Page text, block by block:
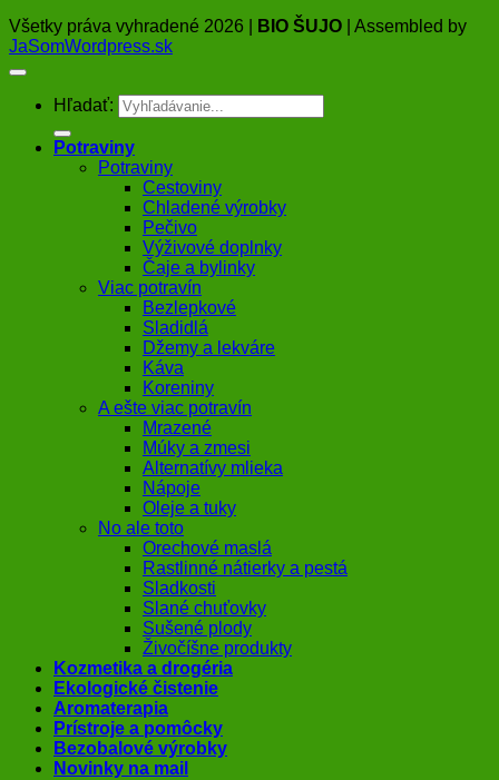
Všetky práva vyhradené 2026 |
BIO ŠUJO | Assembled by
JaSomWordpress.sk
Hľadať:
Potraviny
Potraviny
Cestoviny
Chladené výrobky
Pečivo
Výživové doplnky
Čaje a bylinky
Viac potravín
Bezlepkové
Sladidlá
Džemy a lekváre
Káva
Koreniny
A ešte viac potravín
Mrazené
Múky a zmesi
Alternatívy mlieka
Nápoje
Oleje a tuky
No ale toto
Orechové maslá
Rastlinné nátierky a pestá
Sladkosti
Slané chuťovky
Sušené plody
Živočíšne produkty
Kozmetika a drogéria
Ekologické čistenie
Aromaterapia
Prístroje a pomôcky
Bezobalové výrobky
Novinky na mail